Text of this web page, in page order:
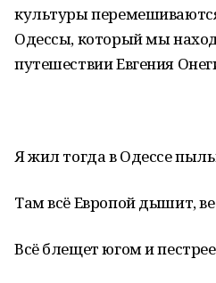
культуры
Одессы, который мы
путешествии Евгения
Я жил тогда в Одессе
Там всё Европой дышит,
Всё блещет югом и